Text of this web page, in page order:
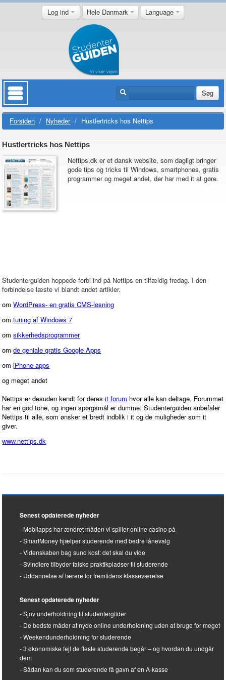
Log ind Hele Danmark Language
Søg
Forsiden / Nyheder / Hustlertricks hos Nettips
Hustlertricks hos Nettips
Nettips.dk er et dansk website, som dagligt bringer
gode tips og tricks til Windows, smartphones, gratis
programmer og meget andet, der har med it at gøre.
Studenterguiden hoppede forbi ind på Nettips en tilfældig fredag. I den
forbindelse læste vi blandt andet artikler.
omWordPress- en gratis CMS-løsning
omtuning af Windows 7
omsikkerhedsprogrammer
omde geniale gratis Google Apps
omiPhone apps
og meget andet
Nettips er desuden kendt for deresit forum hvor alle kan deltage. Forummet
har en god tone, og ingen spørgsmål er dumme. Studenterguiden anbefaler
Nettips til alle, som ønsker et bredt indblik i it og de muligheder som it
giver.
www.nettips.dk
Senest opdaterede nyheder
Mobilapps har ændret måden vi spiller online casino på
SmartMoney hjælper studerende med bedre lånevalg
Videnskaben bag sund kost: det skal du vide
Svindlere tilbyder falske praktikpladser til studerende
Uddannelse af lærere for fremtidens klasseværelse
Senest opdaterede nyheder
Sjov underholdning til studentergilder
De bedste måder at nyde online underholdning uden at bruge for meget
Weekendunderholdning for studerende
3 økonomiske fejl de fleste studerende begår – og hvordan du undgår
dem
Sådan kan du som studerende få gavn af en A-kasse